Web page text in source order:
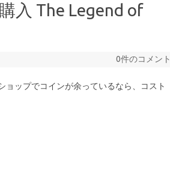
入 The Legend of
0件のコメント
ョップでコインが余っているなら、コスト